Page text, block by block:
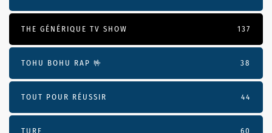
THE GÉNÉRIQUE TV SHOW 137
TOHU BOHU RAP 🤟 38
TOUT POUR RÉUSSIR 44
TURF 60